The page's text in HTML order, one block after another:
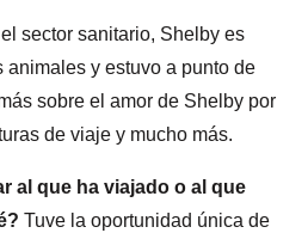
sector sanitario, Shelby es
animales y estuvo a punto de
sobre el amor de Shelby por
de viaje y mucho más.
al que ha viajado o al que
Tuve la oportunidad única de